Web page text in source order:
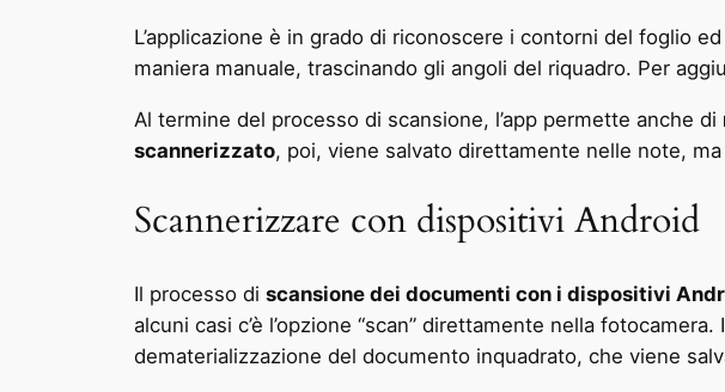
L’applicazione è in grado di riconoscere i contorni del foglio
maniera manuale, trascinando gli angoli del riquadro. Per
Al termine del processo di scansione, l’app permette anche di
scannerizzato, poi, viene salvato direttamente nelle note,
Scannerizzare con dispositivi Android
Il processo di scansione dei documenti con i dispositivi
alcuni casi c’è l’opzione “scan” direttamente nella
dematerializzazione del documento inquadrato, che viene